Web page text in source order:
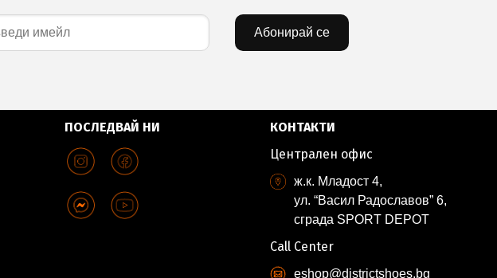
Абонирай се
ПОСЛЕДВАЙ НИ
КОНТАКТИ
Централен офис
ж.к. Младост 4,
ул. “Васил Радославов” 6,
сграда SPORT DEPOT
Call Center
eshop@districtshoes.bg